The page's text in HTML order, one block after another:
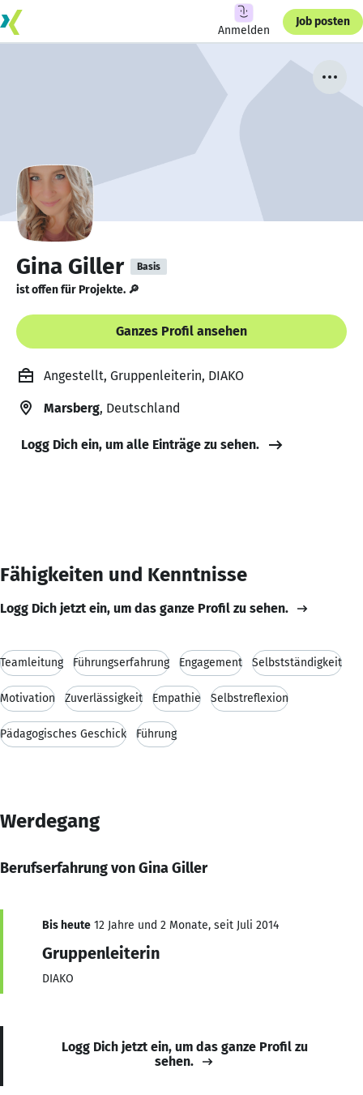
Anmelden
Job posten
Gina Giller Basis
ist offen für Projekte. 🔎
Ganzes Profil ansehen
Angestellt, Gruppenleiterin, DIAKO
Marsberg, Deutschland
Logg Dich ein, um alle Einträge zu sehen.
Fähigkeiten und Kenntnisse
Logg Dich jetzt ein, um das ganze Profil zu sehen.
Teamleitung Führungserfahrung Engagement Selbstständigkeit
Motivation Zuverlässigkeit Empathie Selbstreflexion
Pädagogisches Geschick Führung
Werdegang
Berufserfahrung von Gina Giller
Bis heute 12 Jahre und 2 Monate, seit Juli 2014
Gruppenleiterin
DIAKO
Logg Dich jetzt ein, um das ganze Profil zu
sehen.